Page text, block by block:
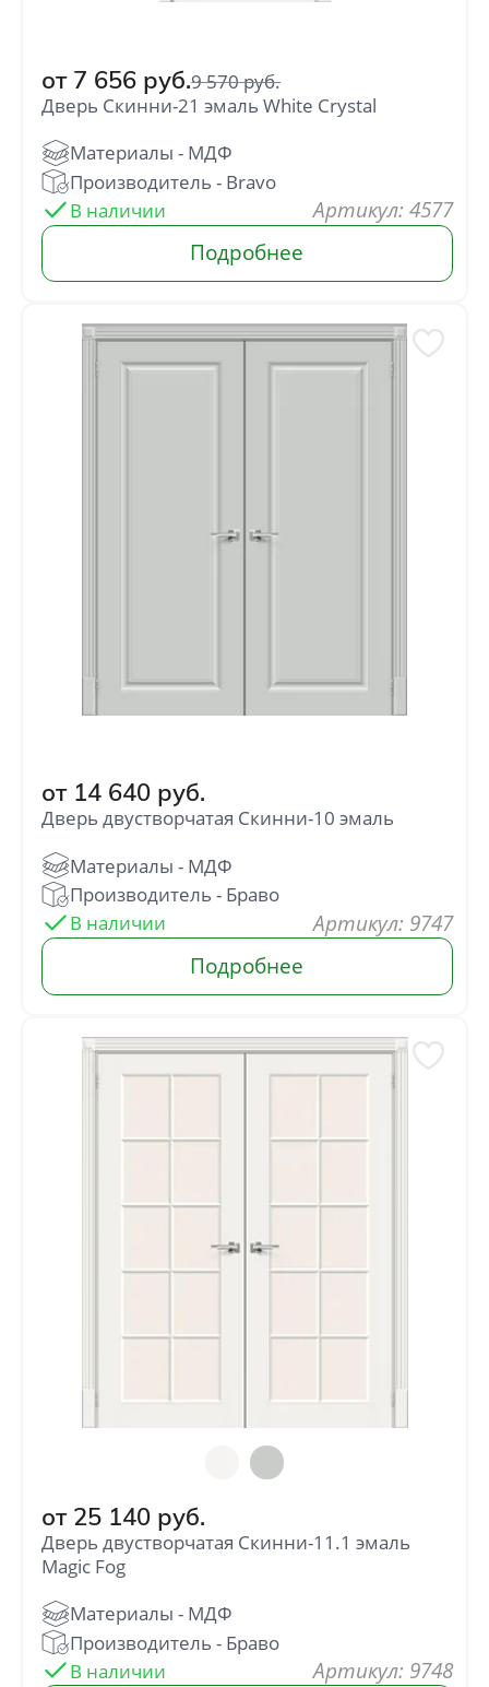
от 7 656 руб.9 570руб.
Дверь Скинни-21 эмаль White Сrystal
: 4577
от 14 640 руб.
Дверь двустворчатая Скинни-10 эмаль
: 9747
от 25 140 руб.
Дверь двустворчатая Скинни-11.1 эмаль
Magic Fog
: 9748